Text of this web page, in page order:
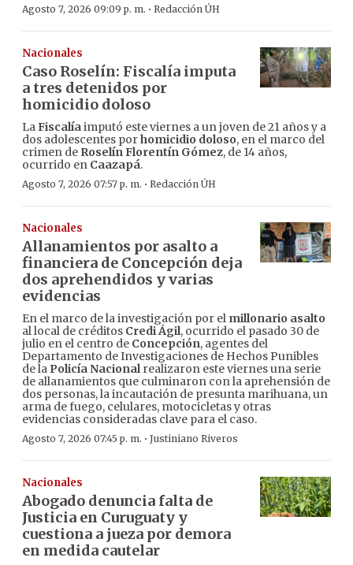
Agosto 7, 2026 09:09 p. m. · Redacción ÚH
Nacionales
Caso Roselín: Fiscalía imputa
a tres detenidos por
homicidio doloso
LaFiscalíaimputó este viernes a un joven de 21 años y a
dos adolescentes porhomicidio doloso, en el marco del
crimen de Roselín Florentín Gómez, de 14 años,
ocurrido en Caazapá.
Agosto 7, 2026 07:57 p. m. · Redacción ÚH
Nacionales
Allanamientos por asalto a
financiera de Concepción deja
dos aprehendidos y varias
evidencias
En el marco de la investigación por el millonario asalto
al local de créditos Credi Ágil, ocurrido el pasado 30 de
julio en el centro de Concepción, agentes del
Departamento de Investigaciones de Hechos Punibles
de la Policía Nacionalrealizaron este viernes una serie
de allanamientos que culminaron con la aprehensión de
dos personas, la incautación de presunta marihuana, un
arma de fuego, celulares, motocicletas y otras
evidencias consideradas clave para el caso.
Agosto 7, 2026 07:45 p. m. · Justiniano Riveros
Nacionales
Abogado denuncia falta de
Justicia en Curuguaty y
cuestiona a jueza por demora
en medida cautelar